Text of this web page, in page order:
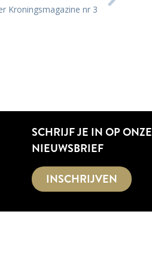
Kroningsmagazine nr 3
SCHRIJF JE IN OP ONZE
NIEUWSBRIEF
INSCHRIJVEN